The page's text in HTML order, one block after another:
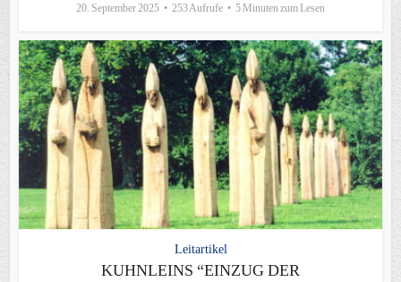
20. September 2025 253 Aufrufe 5 Minuten zum Lesen
Leitartikel
KUHNLEINS “EINZUG DER